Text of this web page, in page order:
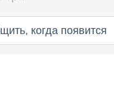
когда появится